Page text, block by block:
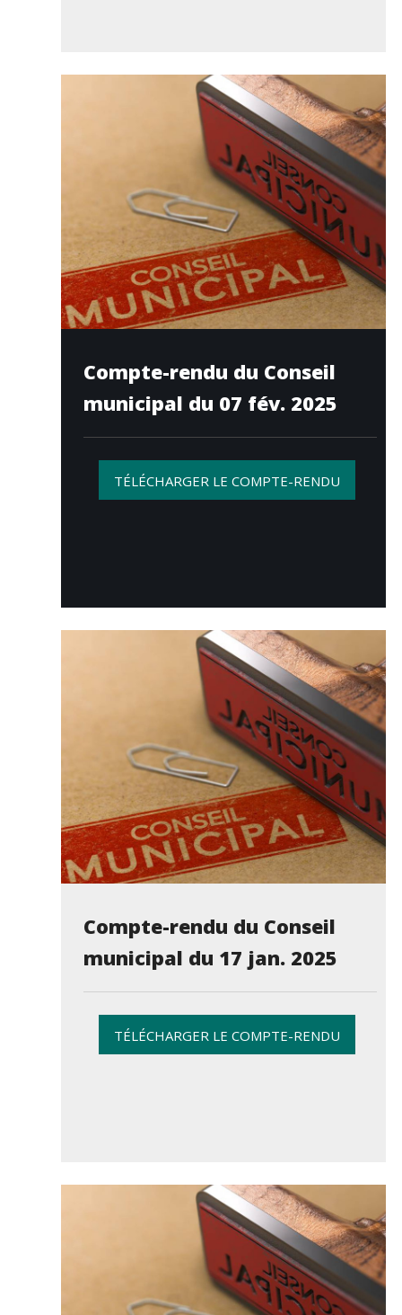
Compte-rendu du Conseil
municipal du 07 fév. 2025
TÉLÉCHARGER LE COMPTE-RENDU
Compte-rendu du Conseil
municipal du 17 jan. 2025
TÉLÉCHARGER LE COMPTE-RENDU